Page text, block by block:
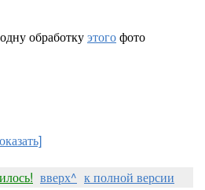
обработкуэтогофото
вверх^ к полной версии